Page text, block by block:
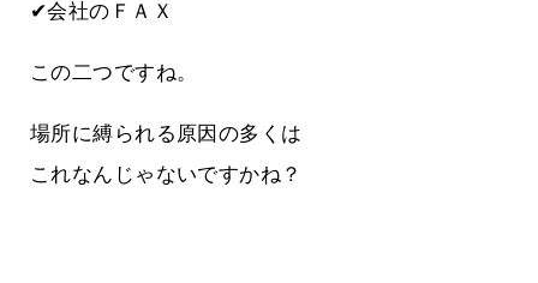
✔会社のＦＡＸ
この二つですね。
場所に縛られる原因の多くは
これなんじゃないですかね？